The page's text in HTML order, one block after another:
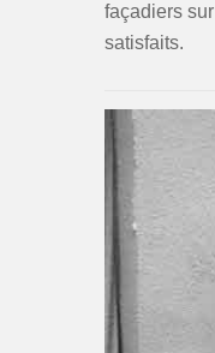
façadiers
satisfaits.